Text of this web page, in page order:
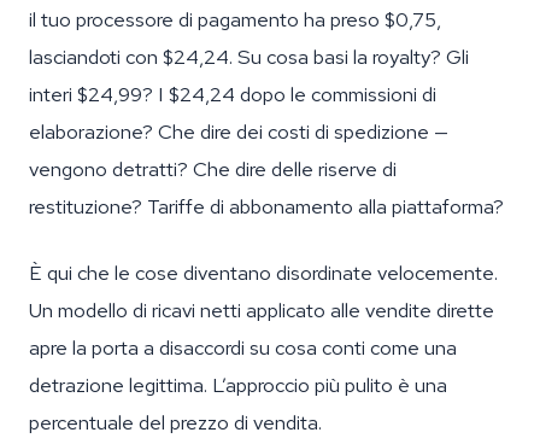
il tuo processore di pagamento ha preso $0,75,
lasciandoti con $24,24. Su cosa basi la royalty? Gli
interi $24,99? I $24,24 dopo le commissioni di
elaborazione? Che dire dei costi di spedizione —
vengono detratti? Che dire delle riserve di
restituzione? Tariffe di abbonamento alla piattaforma?
È qui che le cose diventano disordinate velocemente.
Un modello di ricavi netti applicato alle vendite dirette
apre la porta a disaccordi su cosa conti come una
detrazione legittima. L’approccio più pulito è una
percentuale del prezzo di vendita.